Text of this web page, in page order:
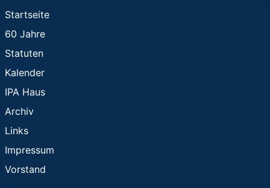
Startseite
60 Jahre
Statuten
Kalender
IPA Haus
Archiv
Links
Impressum
Vorstand